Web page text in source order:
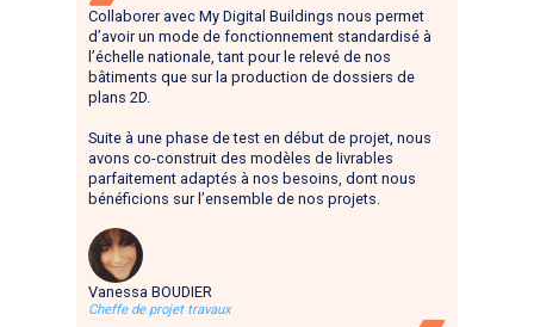
Collaborer avec My Digital Buildings nous permet
d’avoir un mode de fonctionnement standardisé à
l’échelle nationale, tant pour le relevé de nos
bâtiments que sur la production de dossiers de
plans 2D.
Suite à une phase de test en début de projet, nous
avons co-construit des modèles de livrables
parfaitement adaptés à nos besoins, dont nous
bénéficions sur l’ensemble de nos projets.
Vanessa BOUDIER
Cheffe de projet travaux